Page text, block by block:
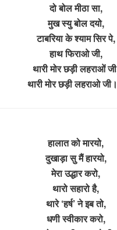
दो बोल मीठा सा,
मुख स्यु बोल दयो,
टाबरिया के श्याम सिर पे,
हाथ फिराओ जी,
थारी मोर छड़ी लहराओं
थारी मोर छड़ी लहराओ
हालात को मारयो,
दुखाड़ा सु मैं हारयो,
मेरा उद्धार करो,
थारो सहारो है,
थारे ‘हर्ष’ ने इब तो,
धणी स्वीकार करो,